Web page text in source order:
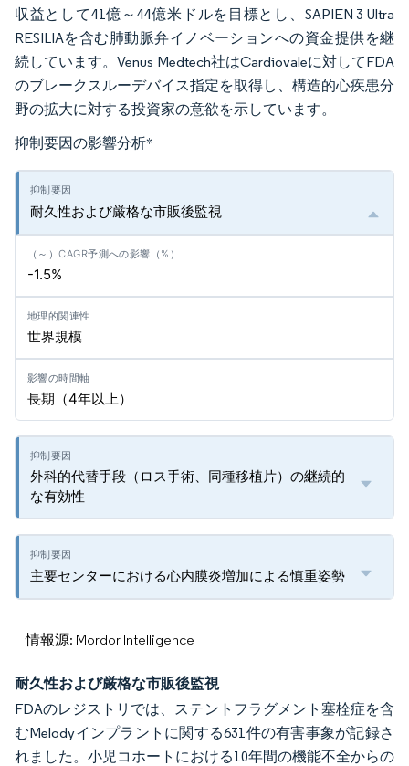
収益として41億～44億米ドルを目標とし、SAPIEN 3 Ultra
RESILIAを含む肺動脈弁イノベーションへの資金提供を継
続しています。Venus Medtech社はCardiovaleに対してFDA
のブレークスルーデバイス指定を取得し、構造的心疾患分
野の拡大に対する投資家の意欲を示しています。
抑制要因の影響分析*
耐久性および厳格な市販後監視
-1.5%
世界規模
長期（4年以上）
外科的代替手段（ロス手術、同種移植片）の継続的
な有効性
主要センターにおける心内膜炎増加による慎重姿勢
情報源: Mordor Intelligence
耐久性および厳格な市販後監視
FDAのレジストリでは、ステントフラグメント塞栓症を含
むMelodyインプラントに関する631件の有害事象が記録さ
れました。小児コホートにおける10年間の機能不全からの